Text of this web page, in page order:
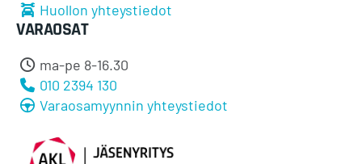
Huollon yhteystiedot
VARAOSAT
ma-pe 8-16.30
010 2394 130
Varaosamyynnin yhteystiedot